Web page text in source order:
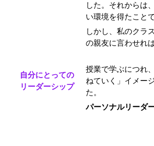
した。それからは
い環境を得たこと
しかし、私のクラ
の親友に言わせれ
自分にとっての
リーダーシップ
授業で学ぶにつれ
ねていく」イメー
た。
パーソナルリーダ